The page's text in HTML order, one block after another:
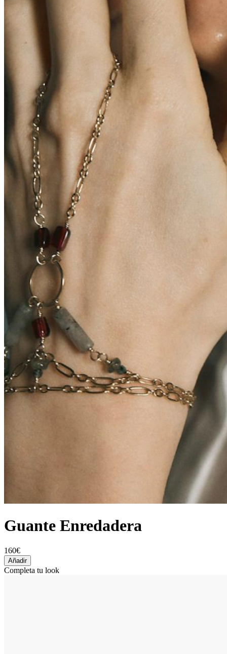
Guante Enredadera
160€
Añadir
Completa tu look